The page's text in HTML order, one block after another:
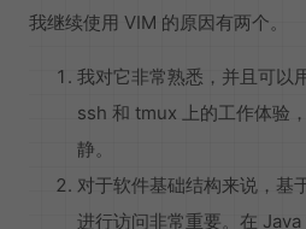
我继续使用 VIM 的原因有两个。
我对它非常熟悉，并且可以
ssh 和 tmux 上的工作体验
静。
对于软件基础结构来说，基
进行访问非常重要。在